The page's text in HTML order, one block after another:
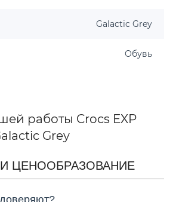
Galactic Grey
Обувь
работы Crocs EXP
Grey
ЦЕНООБРАЗОВАНИЕ